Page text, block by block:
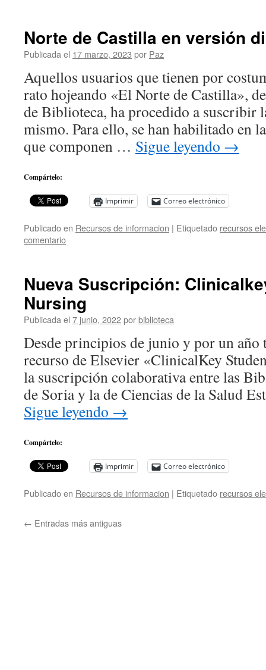
Norte de Castilla en versión
Publicada el 17 marzo, 2023 por Paz
Aquellos usuarios que tienen por
rato hojeando «El Norte de Castilla»,
de Biblioteca, ha procedido a suscribir
mismo. Para ello, se han habilitado en
que componen … Sigue leyendo →
Compártelo:
Imprimir Correo electrónico
Publicado en Recursos de informacion | Etiquetado recursos
comentario
Nueva Suscripción:
Nursing
Publicada el 7 junio, 2022porbiblioteca
Desde principios de junio y por un año
recurso de Elsevier «ClinicalKey
la suscripción colaborativa entre las
de Soria y la de Ciencias de la Salud
Sigue leyendo →
Compártelo:
Imprimir Correo electrónico
Publicado en Recursos de informacion | Etiquetado recursos
← Entradas más antiguas